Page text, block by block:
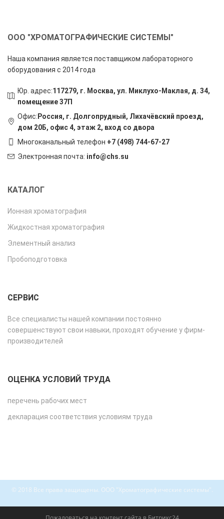
ООО "ХРОМАТОГРАФИЧЕСКИЕ СИСТЕМЫ"
Наша компания является поставщиком лабораторного
оборудования с 2014 года
Юр. адрес:117279, г. Москва, ул. Миклухо-Маклая, д. 34,
помещение 37П
Офис: Россия, г. Долгопрудный, Лихачёвский проезд,
дом 20Б, офис 4, этаж 2, вход со двора
Многоканальный телефон +7 (498) 744-67-27
Электронная почта: info@chs.su
КАТАЛОГ
Ионная хроматография
Жидкостная хроматография
Элементный анализ
Пробоподготовка
СЕРВИС
Все специалисты нашей компании постоянно
совершенствуют свои навыки, проходят обучение у фирм-
производителей
ОЦЕНКА УСЛОВИЙ ТРУДА
перечень рабочих мест
декларация соответствия условиям труда
© 2018 Все права защищены. ООО "Хроматографические системы".